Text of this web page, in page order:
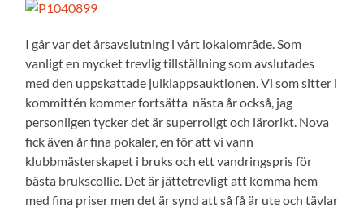
I går var det årsavslutning i vårt lokalområde. Som
vanligt en mycket trevlig tillställning som avslutades
med den uppskattade julklappsauktionen. Vi som sitter i
kommittén kommer fortsätta nästa år också, jag
personligen tycker det är superroligt och lärorikt. Nova
fick även år fina pokaler, en för att vi vann
klubbmästerskapet i bruks och ett vandringspris för
bästa brukscollie. Det är jättetrevligt att komma hem
med fina priser men det är synd att så få är ute och tävlar